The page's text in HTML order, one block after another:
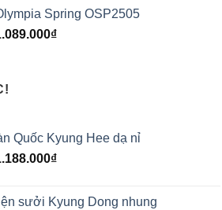
Spring OSP2505
₫
Quốc Kyung Hee dạ nỉ
₫
sưởi Kyung Dong nhung